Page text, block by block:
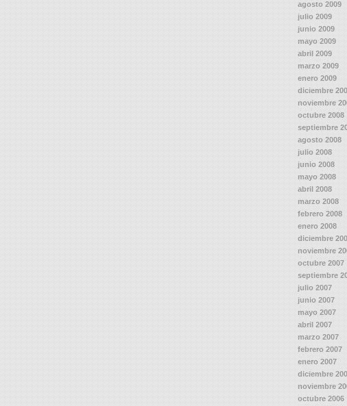
agosto 2009
julio 2009
junio 2009
mayo 2009
abril 2009
marzo 2009
enero 2009
diciembre
noviembre
octubre 2008
septiembre
agosto 2008
julio 2008
junio 2008
mayo 2008
abril 2008
marzo 2008
febrero 2008
enero 2008
diciembre
noviembre
octubre 2007
septiembre
julio 2007
junio 2007
mayo 2007
abril 2007
marzo 2007
febrero 2007
enero 2007
diciembre
noviembre
octubre 2006